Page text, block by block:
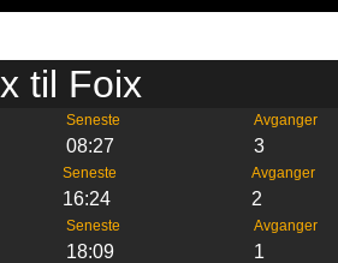
til Foix
Seneste
08:27
Avganger
3
Seneste
16:24
Avganger
2
Seneste
18:09
Avganger
1